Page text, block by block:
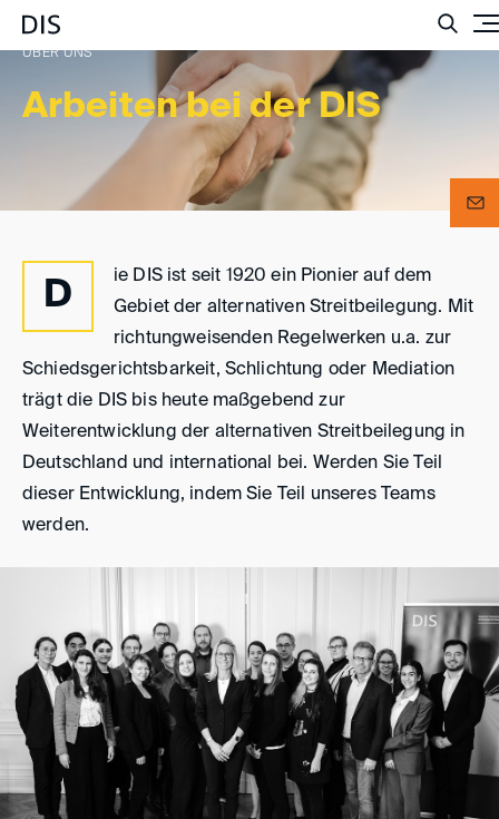
Arbeiten bei der DIS
ÜBER UNS
D
ie DIS ist seit 1920 ein Pionier auf dem
Gebiet der alternativen Streitbeilegung. Mit
richtungweisenden Regelwerken u.a. zur
Schiedsgerichtsbarkeit, Schlichtung oder Mediation
trägt die DIS bis heute maßgebend zur
Weiterentwicklung der alternativen Streitbeilegung in
Deutschland und international bei. Werden Sie Teil
dieser Entwicklung, indem Sie Teil unseres Teams
werden.